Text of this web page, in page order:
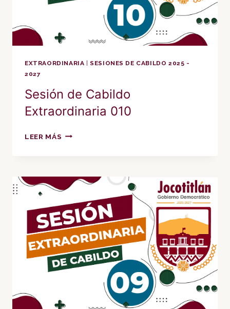
EXTRAORDINARIA |SESIONES DE CABILDO 2025 -
2027
Sesión de Cabildo
Extraordinaria 010
LEER MÁS SESIÓN
010